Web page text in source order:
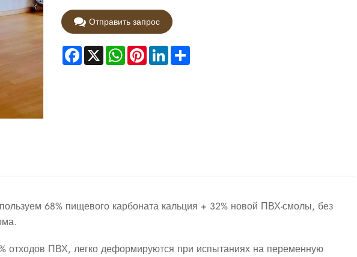
Отправить запрос
Facebook
X WhatsApp
PinterestLinkedInShare
68% пищевого карбоната кальция + 32% новой ПВХ-смолы, без
отходов ПВХ, легко деформируются при испытаниях на переменную